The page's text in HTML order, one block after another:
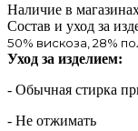
Наличие в
Состав и уход за
50% вискоза, 28%
Уход за изделием:
- Обычная стирка
- Не отжимать